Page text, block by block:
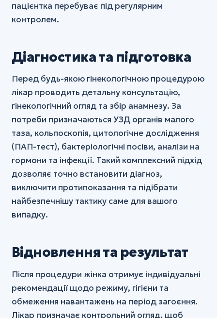
пацієнтка перебуває під регулярним
контролем.
Діагностика та підготовка
Перед будь-якою гінекологічною процедурою
лікар проводить детальну консультацію,
гінекологічний огляд та збір анамнезу. За
потреби призначаються УЗД органів малого
таза, кольпоскопія, цитологічне дослідження
(ПАП-тест), бактеріологічні посіви, аналізи на
гормони та інфекції. Такий комплексний підхід
дозволяє точно встановити діагноз,
виключити протипоказання та підібрати
найбезпечнішу тактику саме для вашого
випадку.
Відновлення та результат
Після процедури жінка отримує індивідуальні
рекомендації щодо режиму, гігієни та
обмеження навантажень на період загоєння.
Лікар призначає контрольний огляд, щоб